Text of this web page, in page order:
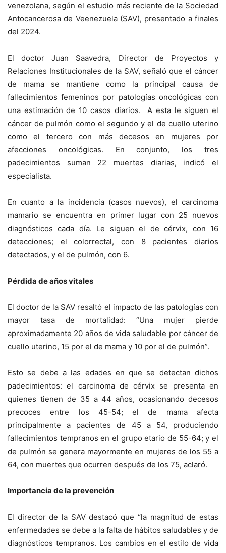
venezolana, según el estudio más reciente de la Sociedad
Antocancerosa de Veenezuela (SAV), presentado a finales
del 2024.
El doctor Juan Saavedra, Director de Proyectos y
Relaciones Institucionales de la SAV, señaló que el cáncer
de mama se mantiene como la principal causa de
fallecimientos femeninos por patologías oncológicas con
una estimación de 10 casos diarios. A esta le siguen el
cáncer de pulmón como el segundo y el de cuello uterino
como el tercero con más decesos en mujeres por
afecciones oncológicas. En conjunto, los tres
padecimientos suman 22 muertes diarias, indicó el
especialista.
En cuanto a la incidencia (casos nuevos), el carcinoma
mamario se encuentra en primer lugar con 25 nuevos
diagnósticos cada día. Le siguen el de cérvix, con 16
detecciones; el colorrectal, con 8 pacientes diarios
detectados, y el de pulmón, con 6.
Pérdida de años vitales
El doctor de la SAV resaltó el impacto de las patologías con
mayor tasa de mortalidad: “Una mujer pierde
aproximadamente 20 años de vida saludable por cáncer de
cuello uterino, 15 por el de mama y 10 por el de pulmón”.
Esto se debe a las edades en que se detectan dichos
padecimientos: el carcinoma de cérvix se presenta en
quienes tienen de 35 a 44 años, ocasionando decesos
precoces entre los 45-54; el de mama afecta
principalmente a pacientes de 45 a 54, produciendo
fallecimientos tempranos en el grupo etario de 55-64; y el
de pulmón se genera mayormente en mujeres de los 55 a
64, con muertes que ocurren después de los 75, aclaró.
Importancia de la prevención
El director de la SAV destacó que “la magnitud de estas
enfermedades se debe a la falta de hábitos saludables y de
diagnósticos tempranos. Los cambios en el estilo de vida